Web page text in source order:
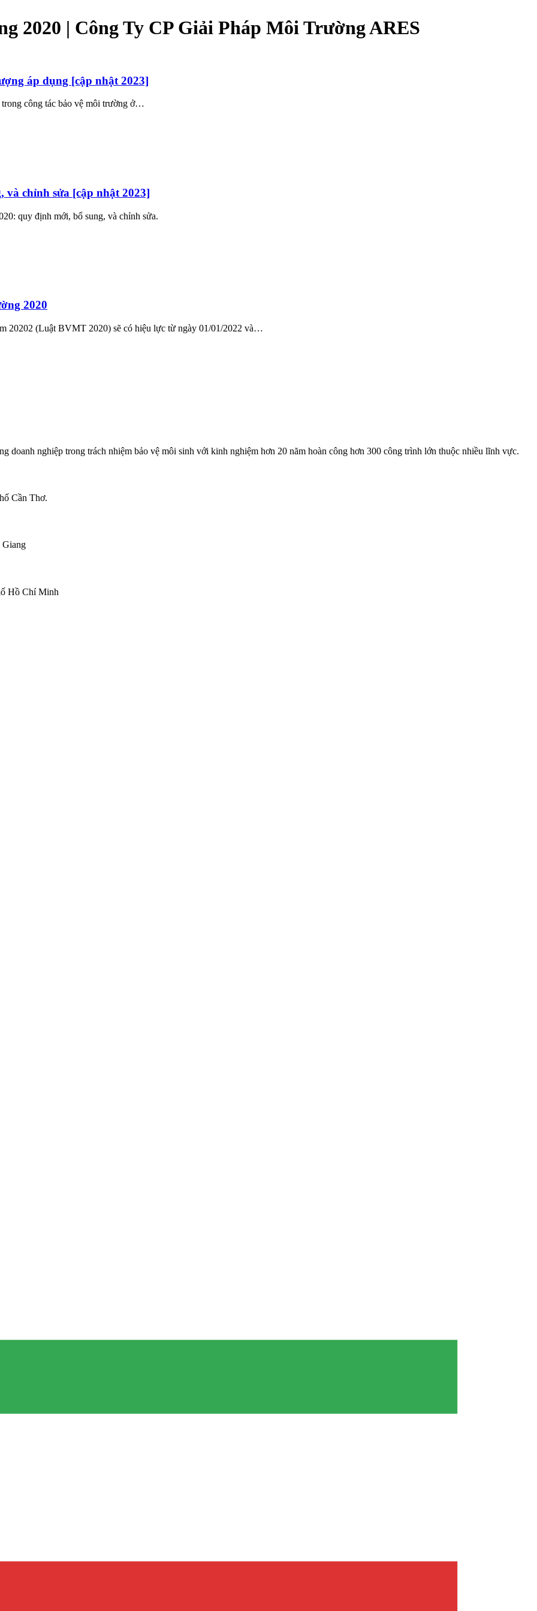
2020 | Công Ty CP Giải Pháp Môi Trường ARES
áp dụng [cập nhật 2023]
công tác bảo vệ môi trường ở…
chỉnh sửa [cập nhật 2023]
quy định mới, bổ sung, và chỉnh sửa.
2020
20202 (Luật BVMT 2020) sẽ có hiệu lực từ ngày 01/01/2022 và…
doanh nghiệp trong trách nhiệm bảo vệ môi sinh với kinh nghiệm hơn 20 năm hoàn công hơn 300 công trình lớn thuộc nhiều lĩnh vực.
Cần Thơ.
Hồ Chí Minh